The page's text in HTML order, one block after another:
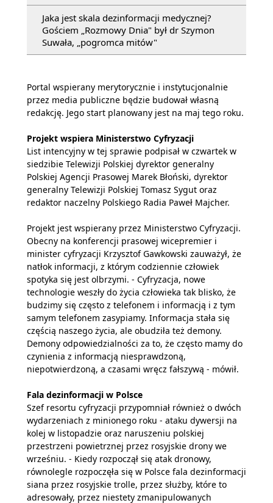
Jaka jest skala dezinformacji medycznej?
Gościem „Rozmowy Dnia" był dr Szymon
Suwała, „pogromca mitów"
Portal wspierany merytorycznie i instytucjonalnie
przez media publiczne będzie budował własną
redakcję. Jego start planowany jest na maj tego roku.
Projekt wspiera Ministerstwo Cyfryzacji
List intencyjny w tej sprawie podpisał w czwartek w
siedzibie Telewizji Polskiej dyrektor generalny
Polskiej Agencji Prasowej Marek Błoński, dyrektor
generalny Telewizji Polskiej Tomasz Sygut oraz
redaktor naczelny Polskiego Radia Paweł Majcher.
Projekt jest wspierany przez Ministerstwo Cyfryzacji.
Obecny na konferencji prasowej wicepremier i
minister cyfryzacji Krzysztof Gawkowski zauważył, że
natłok informacji, z którym codziennie człowiek
spotyka się jest olbrzymi. - Cyfryzacja, nowe
technologie weszły do życia człowieka tak blisko, że
budzimy się często z telefonem i informacją i z tym
samym telefonem zasypiamy. Informacja stała się
częścią naszego życia, ale obudziła też demony.
Demony odpowiedzialności za to, że często mamy do
czynienia z informacją niesprawdzoną,
niepotwierdzoną, a czasami wręcz fałszywą - mówił.
Fala dezinformacji w Polsce
Szef resortu cyfryzacji przypomniał również o dwóch
wydarzeniach z minionego roku - ataku dywersji na
kolej w listopadzie oraz naruszeniu polskiej
przestrzeni powietrznej przez rosyjskie drony we
wrześniu. - Kiedy rozpoczął się atak dronowy,
równolegle rozpoczęła się w Polsce fala dezinformacji
siana przez rosyjskie trolle, przez służby, które to
adresowały, przez niestety zmanipulowanych